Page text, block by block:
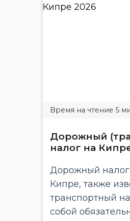
Дорожный
налог на
Дорожный налог
Кипре, также
транспортный
собой